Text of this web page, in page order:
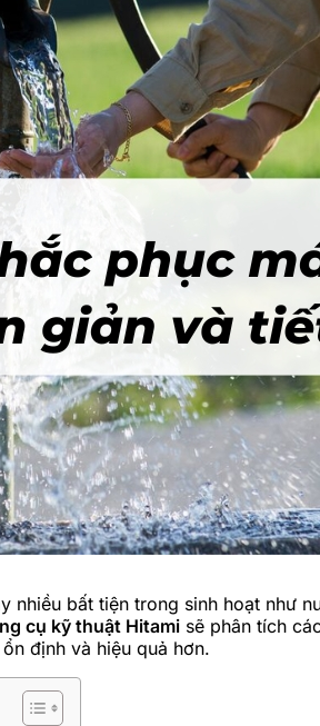
nhiều bất tiện trong sinh hoạt như
cụ kỹ thuật Hitami sẽ phân tích
định và hiệu quả hơn.